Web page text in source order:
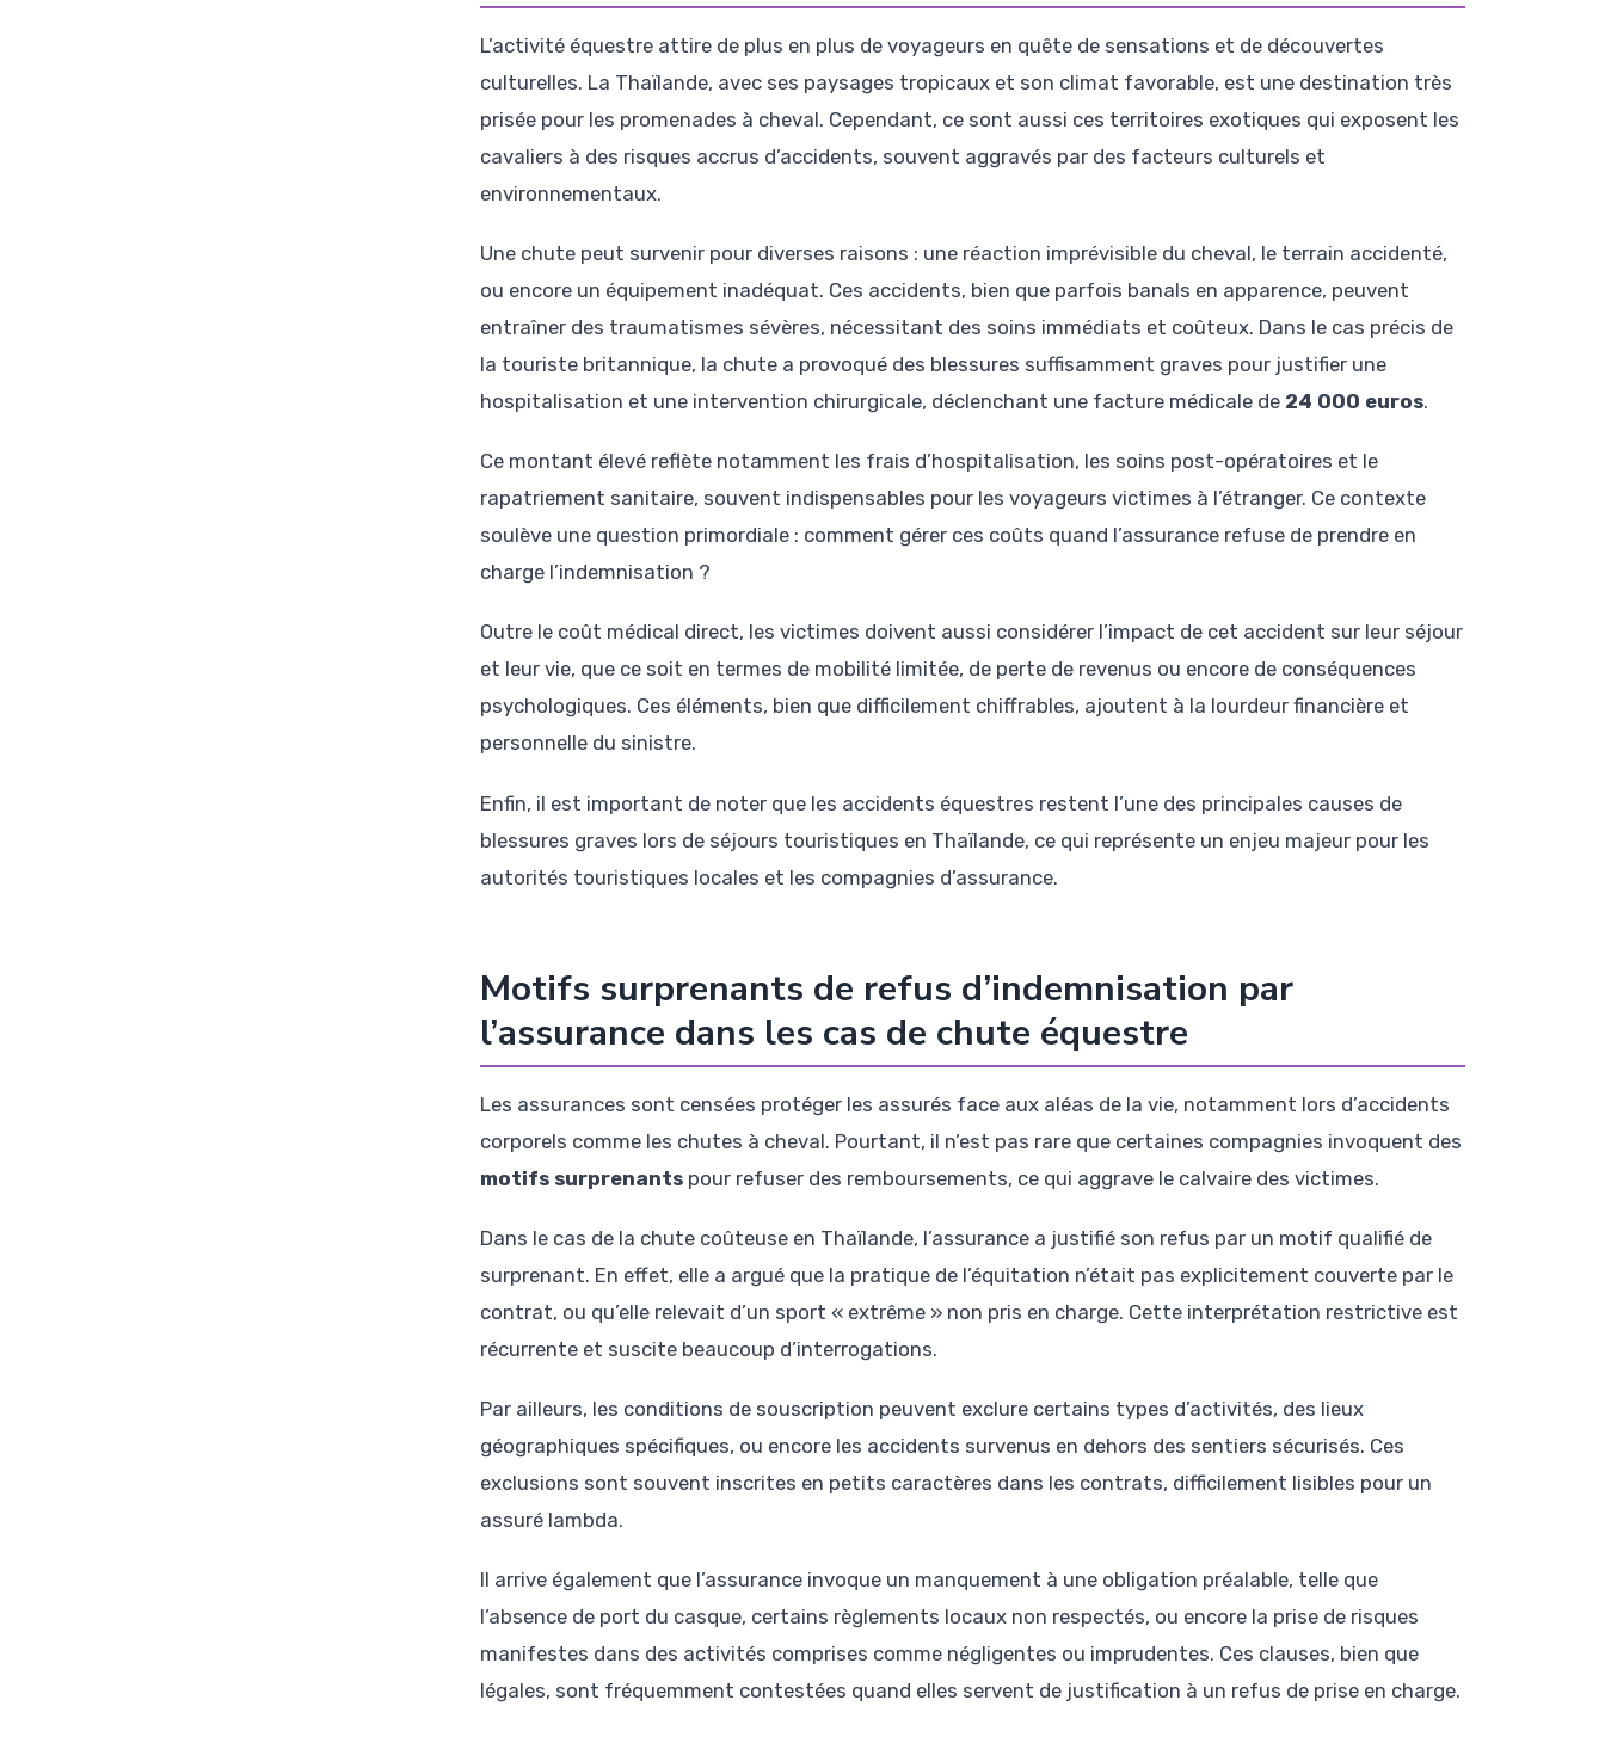
L’activité équestre attire de plus en plus de voyageurs en quête de sensations et de découvertes
culturelles. La Thaïlande, avec ses paysages tropicaux et son climat favorable, est une destination très
prisée pour les promenades à cheval. Cependant, ce sont aussi ces territoires exotiques qui exposent les
cavaliers à des risques accrus d’accidents, souvent aggravés par des facteurs culturels et
environnementaux.
Une chute peut survenir pour diverses raisons : une réaction imprévisible du cheval, le terrain accidenté,
ou encore un équipement inadéquat. Ces accidents, bien que parfois banals en apparence, peuvent
entraîner des traumatismes sévères, nécessitant des soins immédiats et coûteux. Dans le cas précis de
la touriste britannique, la chute a provoqué des blessures suffisamment graves pour justifier une
hospitalisation et une intervention chirurgicale, déclenchant une facture médicale de 24 000 euros.
Ce montant élevé reflète notamment les frais d’hospitalisation, les soins post-opératoires et le
rapatriement sanitaire, souvent indispensables pour les voyageurs victimes à l’étranger. Ce contexte
soulève une question primordiale : comment gérer ces coûts quand l’assurance refuse de prendre en
charge l’indemnisation ?
Outre le coût médical direct, les victimes doivent aussi considérer l’impact de cet accident sur leur séjour
et leur vie, que ce soit en termes de mobilité limitée, de perte de revenus ou encore de conséquences
psychologiques. Ces éléments, bien que difficilement chiffrables, ajoutent à la lourdeur financière et
personnelle du sinistre.
Enfin, il est important de noter que les accidents équestres restent l’une des principales causes de
blessures graves lors de séjours touristiques en Thaïlande, ce qui représente un enjeu majeur pour les
autorités touristiques locales et les compagnies d’assurance.
Motifs surprenants de refus d’indemnisation par
l’assurance dans les cas de chute équestre
Les assurances sont censées protéger les assurés face aux aléas de la vie, notamment lors d’accidents
corporels comme les chutes à cheval. Pourtant, il n’est pas rare que certaines compagnies invoquent des
motifs surprenants pour refuser des remboursements, ce qui aggrave le calvaire des victimes.
Dans le cas de la chute coûteuse en Thaïlande, l’assurance a justifié son refus par un motif qualifié de
surprenant. En effet, elle a argué que la pratique de l’équitation n’était pas explicitement couverte par le
contrat, ou qu’elle relevait d’un sport « extrême » non pris en charge. Cette interprétation restrictive est
récurrente et suscite beaucoup d’interrogations.
Par ailleurs, les conditions de souscription peuvent exclure certains types d’activités, des lieux
géographiques spécifiques, ou encore les accidents survenus en dehors des sentiers sécurisés. Ces
exclusions sont souvent inscrites en petits caractères dans les contrats, difficilement lisibles pour un
assuré lambda.
Il arrive également que l’assurance invoque un manquement à une obligation préalable, telle que
l’absence de port du casque, certains règlements locaux non respectés, ou encore la prise de risques
manifestes dans des activités comprises comme négligentes ou imprudentes. Ces clauses, bien que
légales, sont fréquemment contestées quand elles servent de justification à un refus de prise en charge.